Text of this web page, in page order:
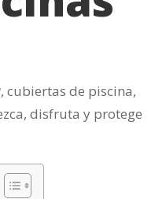
, cubiertas de piscina,
disfruta y protege